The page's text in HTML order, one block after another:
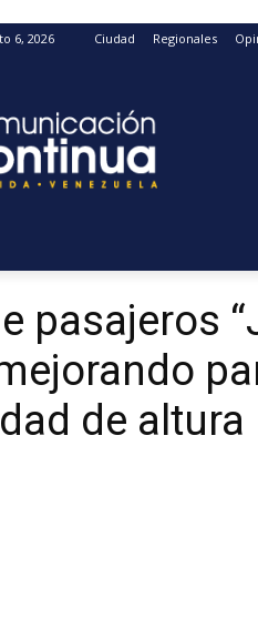
6, 2026 Ciudad Regionales
pasajeros
de altura